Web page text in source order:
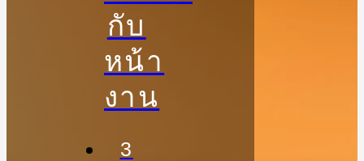
กับ
หน้า
งาน
3